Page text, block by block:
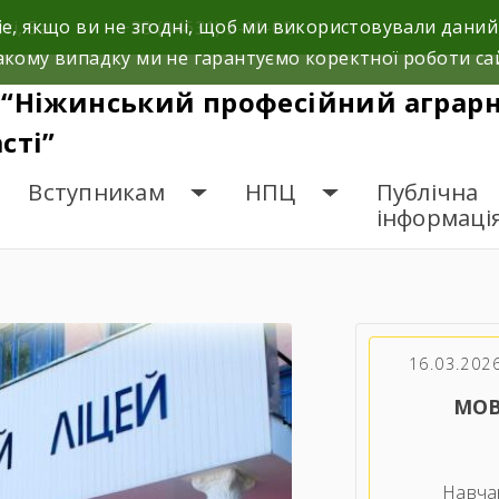
5а. +38 (04631) 3-10-02
професійний
Вступникам НПЦ
Публічна
якщо ви не згодні, щоб ми використовували
випадку ми не гарантуємо коректної роботи